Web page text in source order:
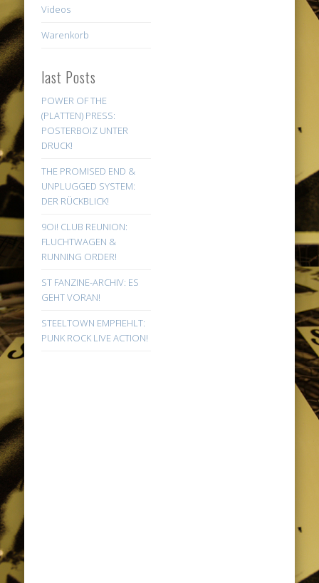
Videos
Warenkorb
last Posts
POWER OF THE
(PLATTEN) PRESS:
POSTERBOIZ UNTER
DRUCK!
THE PROMISED END &
UNPLUGGED SYSTEM:
DER RÜCKBLICK!
9Oi! CLUB REUNION:
FLUCHTWAGEN &
RUNNING ORDER!
ST FANZINE-ARCHIV: ES
GEHT VORAN!
STEELTOWN EMPFIEHLT:
PUNK ROCK LIVE ACTION!